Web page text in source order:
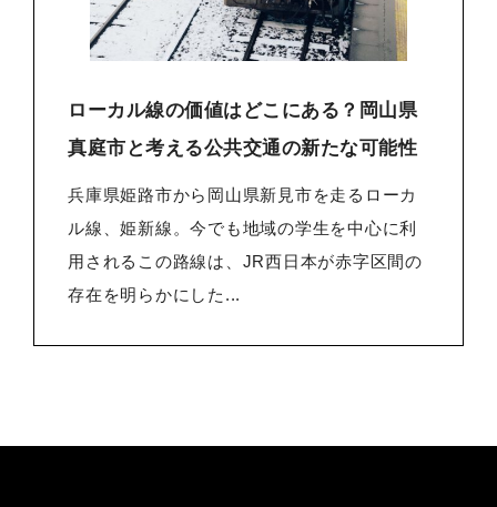
ローカル線の価値はどこにある？岡山県
真庭市と考える公共交通の新たな可能性
兵庫県姫路市から岡山県新見市を走るローカ
ル線、姫新線。今でも地域の学生を中心に利
用されるこの路線は、JR西日本が赤字区間の
存在を明らかにした...